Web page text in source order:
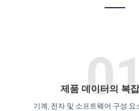
제품 데이터의 복
기계, 전자 및 소프트웨어 구성